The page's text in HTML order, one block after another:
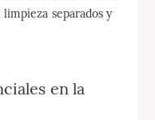
separados y
en la